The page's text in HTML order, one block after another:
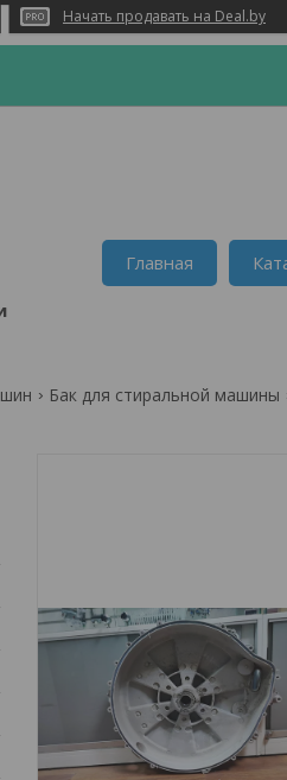
Начать продавать на Deal.by
Главная
Бак для стиральной машины